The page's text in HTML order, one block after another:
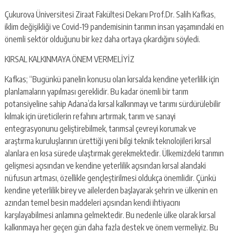
Çukurova Üniversitesi Ziraat Fakültesi Dekanı Prof.Dr. Salih Kafkas,
iklim değişikliği ve Covid-19 pandemisinin tarımın insan yaşamındaki en
önemli sektör olduğunu bir kez daha ortaya çıkardığını söyledi.
KIRSAL KALKINMAYA ÖNEM VERMELİYİZ
Kafkas; “Bugünkü panelin konusu olan kırsalda kendine yeterlilik için
planlamaların yapılması gereklidir. Bu kadar önemli bir tarım
potansiyeline sahip Adana’da kırsal kalkınmayı ve tarımı sürdürülebilir
kılmak için üreticilerin refahını artırmak, tarım ve sanayi
entegrasyonunu geliştirebilmek, tarımsal çevreyi korumak ve
araştırma kuruluşlarının ürettiği yeni bilgi teknik teknolojileri kırsal
alanlara en kısa sürede ulaştırmak gerekmektedir. Ülkemizdeki tarımın
gelişmesi açısından ve kendine yeterlilik açısından kırsal alandaki
nüfusun artması, özellikle gençleştirilmesi oldukça önemlidir. Çünkü
kendine yeterlilik birey ve ailelerden başlayarak şehrin ve ülkenin en
azından temel besin maddeleri açısından kendi ihtiyacını
karşılayabilmesi anlamına gelmektedir. Bu nedenle ülke olarak kırsal
kalkınmaya her geçen gün daha fazla destek ve önem vermeliyiz. Bu